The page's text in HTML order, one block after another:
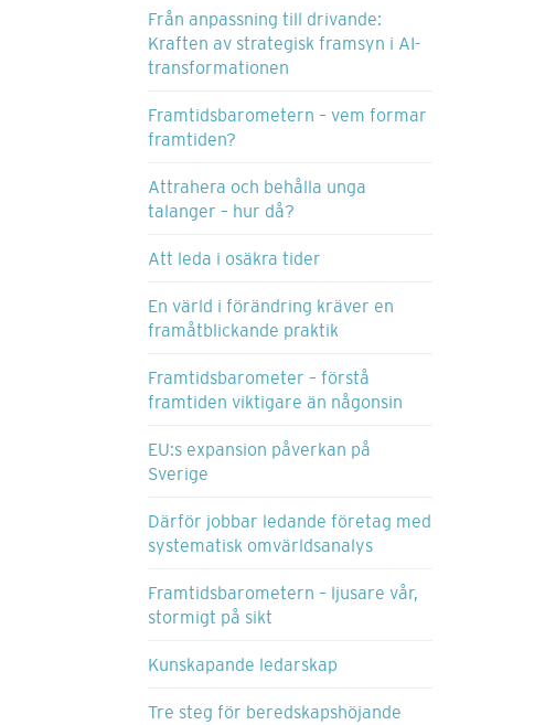
Från anpassning till drivande:
Kraften av strategisk framsyn i AI-
transformationen
Framtidsbarometern – vem formar
framtiden?
Attrahera och behålla unga
talanger – hur då?
Att leda i osäkra tider
En värld i förändring kräver en
framåtblickande praktik
Framtidsbarometer – förstå
framtiden viktigare än någonsin
EU:s expansion påverkan på
Sverige
Därför jobbar ledande företag med
systematisk omvärldsanalys
Framtidsbarometern – ljusare vår,
stormigt på sikt
Kunskapande ledarskap
Tre steg för beredskapshöjande